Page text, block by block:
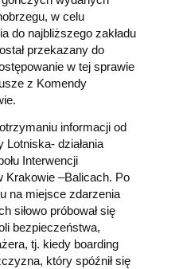
w celu
do najbliższego zakładu
przekazany do
w tej sprawie
z Komendy
informacji od
Lotniska- działania
Interwencji
Krakowie –Balicach. Po
na miejsce zdarzenia
siłowo próbował się
bezpieczeństwa,
tj. kiedy boarding
który spóźnił się